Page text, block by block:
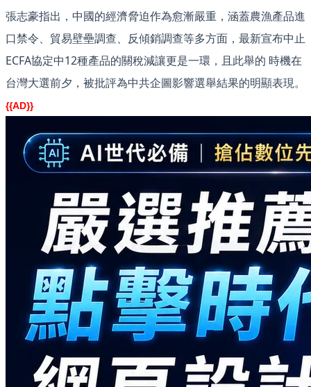
張志豪指出，中國的經濟脅迫作為愈漸嚴重，涵蓋農漁產品進
口禁令、貿易壁壘調查、反傾銷調查等多方面，最新宣布中止
ECFA協定中12種產品的關稅減讓更是一環，且此舉的 時機在
台灣大選前夕，被批評為中共企圖影響選舉結果的明顯表現。
{{AD}}